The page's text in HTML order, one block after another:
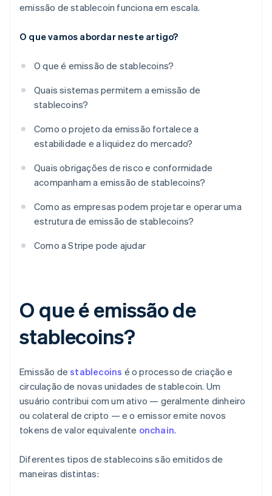
emissão de stablecoin funciona em escala.
O que vamos abordar neste artigo?
O que é emissão de stablecoins?
Quais sistemas permitem a emissão de
stablecoins?
Como o projeto da emissão fortalece a
estabilidade e a liquidez do mercado?
Quais obrigações de risco e conformidade
acompanham a emissão de stablecoins?
Como as empresas podem projetar e operar uma
estrutura de emissão de stablecoins?
Como a Stripe pode ajudar
O que é emissão de
stablecoins?
Emissão destablecoins é o processo de criação e
circulação de novas unidades de stablecoin. Um
usuário contribui com um ativo — geralmente dinheiro
ou colateral de cripto — e o emissor emite novos
tokens de valor equivalente onchain.
Diferentes tipos de stablecoins são emitidos de
maneiras distintas: